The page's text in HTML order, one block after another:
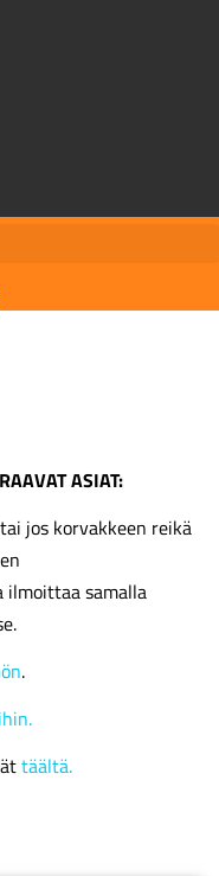
ASIAT:
jos korvakkeen reikä
ilmoittaa samalla
.
täältä.